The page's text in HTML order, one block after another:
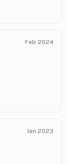
Feb 2024
Jan 2023